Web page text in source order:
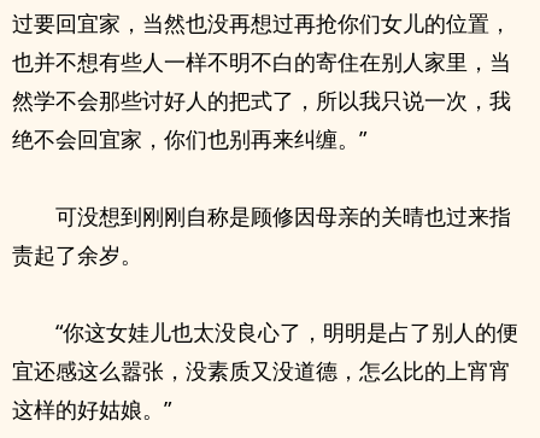
过要回宜家，当然也没再想过再抢你们女儿的位置，
也并不想有些人一样不明不白的寄住在别人家里，当
然学不会那些讨好人的把式了，所以我只说一次，我
绝不会回宜家，你们也别再来纠缠。”
可没想到刚刚自称是顾修因母亲的关晴也过来指
责起了余岁。
“你这女娃儿也太没良心了，明明是占了别人的便
宜还感这么嚣张，没素质又没道德，怎么比的上宵宵
这样的好姑娘。”